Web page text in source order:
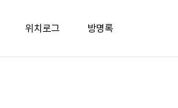
위치로그 방명록